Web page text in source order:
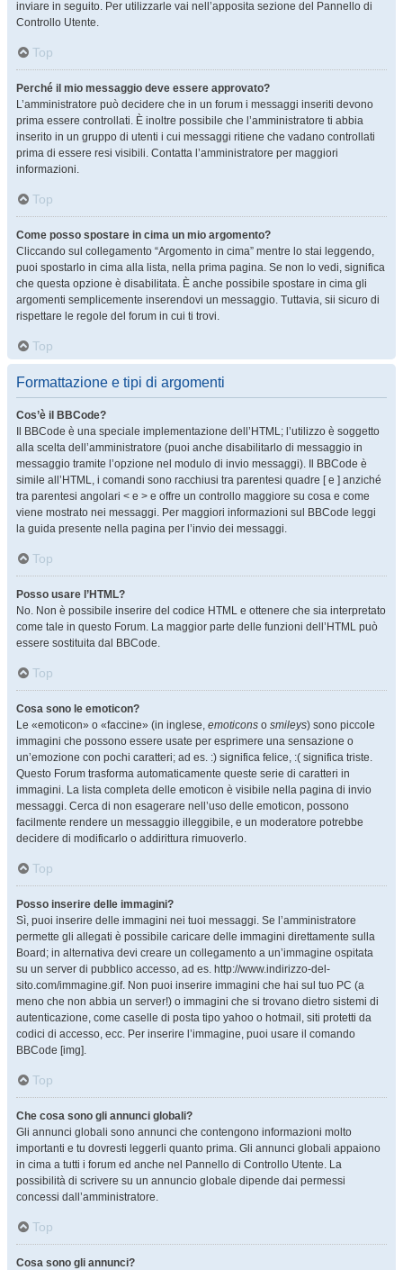
inviare in seguito. Per utilizzarle vai nell’apposita sezione del Pannello di
Controllo Utente.
Top
Perché il mio messaggio deve essere approvato?
L’amministratore può decidere che in un forum i messaggi inseriti devono
prima essere controllati. È inoltre possibile che l’amministratore ti abbia
inserito in un gruppo di utenti i cui messaggi ritiene che vadano controllati
prima di essere resi visibili. Contatta l’amministratore per maggiori
informazioni.
Top
Come posso spostare in cima un mio argomento?
Cliccando sul collegamento “Argomento in cima” mentre lo stai leggendo,
puoi spostarlo in cima alla lista, nella prima pagina. Se non lo vedi, significa
che questa opzione è disabilitata. È anche possibile spostare in cima gli
argomenti semplicemente inserendovi un messaggio. Tuttavia, sii sicuro di
rispettare le regole del forum in cui ti trovi.
Top
Formattazione e tipi di argomenti
Cos’è il BBCode?
Il BBCode è una speciale implementazione dell’HTML; l’utilizzo è soggetto
alla scelta dell’amministratore (puoi anche disabilitarlo di messaggio in
messaggio tramite l’opzione nel modulo di invio messaggi). Il BBCode è
simile all’HTML, i comandi sono racchiusi tra parentesi quadre [ e ] anziché
tra parentesi angolari < e > e offre un controllo maggiore su cosa e come
viene mostrato nei messaggi. Per maggiori informazioni sul BBCode leggi
la guida presente nella pagina per l’invio dei messaggi.
Top
Posso usare l’HTML?
No. Non è possibile inserire del codice HTML e ottenere che sia interpretato
come tale in questo Forum. La maggior parte delle funzioni dell’HTML può
essere sostituita dal BBCode.
Top
Cosa sono le emoticon?
Le «emoticon» o «faccine» (in inglese, emoticons o smileys) sono piccole
immagini che possono essere usate per esprimere una sensazione o
un’emozione con pochi caratteri; ad es. :) significa felice, :( significa triste.
Questo Forum trasforma automaticamente queste serie di caratteri in
immagini. La lista completa delle emoticon è visibile nella pagina di invio
messaggi. Cerca di non esagerare nell’uso delle emoticon, possono
facilmente rendere un messaggio illeggibile, e un moderatore potrebbe
decidere di modificarlo o addirittura rimuoverlo.
Top
Posso inserire delle immagini?
Sì, puoi inserire delle immagini nei tuoi messaggi. Se l’amministratore
permette gli allegati è possibile caricare delle immagini direttamente sulla
Board; in alternativa devi creare un collegamento a un’immagine ospitata
su un server di pubblico accesso, ad es. http://www.indirizzo-del-
sito.com/immagine.gif. Non puoi inserire immagini che hai sul tuo PC (a
meno che non abbia un server!) o immagini che si trovano dietro sistemi di
autenticazione, come caselle di posta tipo yahoo o hotmail, siti protetti da
codici di accesso, ecc. Per inserire l’immagine, puoi usare il comando
BBCode [img].
Top
Che cosa sono gli annunci globali?
Gli annunci globali sono annunci che contengono informazioni molto
importanti e tu dovresti leggerli quanto prima. Gli annunci globali appaiono
in cima a tutti i forum ed anche nel Pannello di Controllo Utente. La
possibilità di scrivere su un annuncio globale dipende dai permessi
concessi dall’amministratore.
Top
Cosa sono gli annunci?